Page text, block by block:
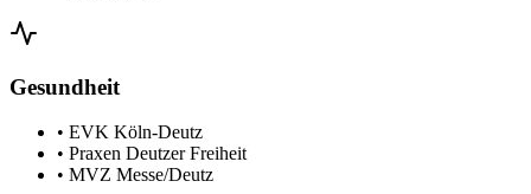
Gesundheit
• EVK Köln-Deutz
• Praxen Deutzer Freiheit
• MVZ Messe/Deutz